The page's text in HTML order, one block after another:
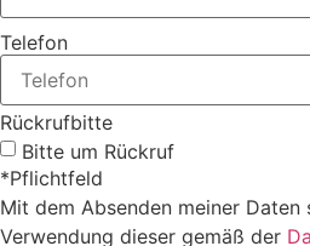
Telefon
Rückrufbitte
Bitte um Rückruf
*Pflichtfeld
Mit dem Absenden meiner Daten
Verwendung dieser gemäß der